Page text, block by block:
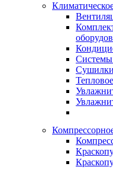
Системы